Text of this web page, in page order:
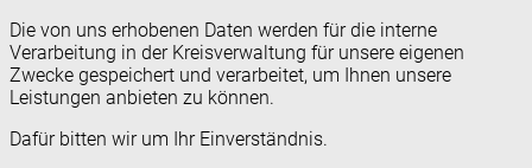
Die von uns erhobenen Daten werden für die interne
Verarbeitung in der Kreisverwaltung für unsere eigenen
Zwecke gespeichert und verarbeitet, um Ihnen unsere
Leistungen anbieten zu können.
Dafür bitten wir um Ihr Einverständnis.